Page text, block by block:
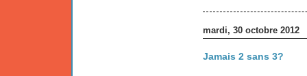
mardi, 30 octobre 2012
Jamais 2 sans 3?